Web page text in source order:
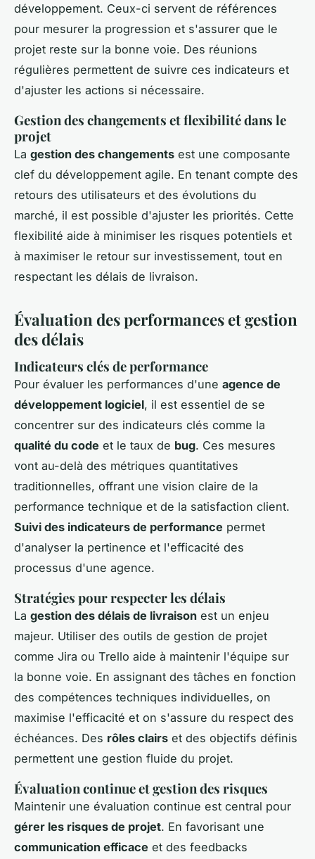
développement. Ceux-ci servent de références
pour mesurer la progression et s'assurer que le
projet reste sur la bonne voie. Des réunions
régulières permettent de suivre ces indicateurs et
d'ajuster les actions si nécessaire.
Gestion des changements et flexibilité dans le
projet
La gestion des changements est une composante
clef du développement agile. En tenant compte des
retours des utilisateurs et des évolutions du
marché, il est possible d'ajuster les priorités. Cette
flexibilité aide à minimiser les risques potentiels et
à maximiser le retour sur investissement, tout en
respectant les délais de livraison.
Évaluation des performances et gestion
des délais
Indicateurs clés de performance
Pour évaluer les performances d'une agence de
développement logiciel, il est essentiel de se
concentrer sur des indicateurs clés comme la
qualité du code et le taux de bug. Ces mesures
vont au-delà des métriques quantitatives
traditionnelles, offrant une vision claire de la
performance technique et de la satisfaction client.
Suivi des indicateurs de performance permet
d'analyser la pertinence et l'efficacité des
processus d'une agence.
Stratégies pour respecter les délais
La gestion des délais de livraison est un enjeu
majeur. Utiliser des outils de gestion de projet
comme Jira ou Trello aide à maintenir l'équipe sur
la bonne voie. En assignant des tâches en fonction
des compétences techniques individuelles, on
maximise l'efficacité et on s'assure du respect des
échéances. Des rôles clairs et des objectifs définis
permettent une gestion fluide du projet.
Évaluation continue et gestion des risques
Maintenir une évaluation continue est central pour
gérer les risques de projet. En favorisant une
communication efficace et des feedbacks